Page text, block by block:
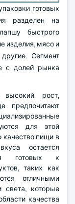
готовых
разделен на
быстрого
изделия, мясо и
Сегмент
с долей рынка
высокий рост,
предпочитают
для этой
качество пищи в
остается
готовых к
таких как
отличными
света, которые
качества